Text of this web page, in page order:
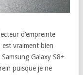
d’empreinte
vraiment bien
Galaxy S8+
puisque je ne